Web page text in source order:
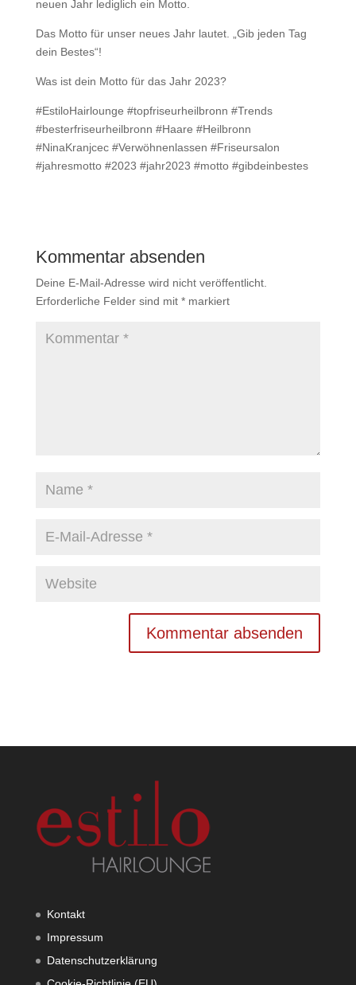
neuen Jahr lediglich ein Motto.
Das Motto für unser neues Jahr lautet. „Gib jeden Tag
dein Bestes“!
Was ist dein Motto für das Jahr 2023?
#EstiloHairlounge #topfriseurheilbronn #Trends
#besterfriseurheilbronn #Haare #Heilbronn
#NinaKranjcec #Verwöhnenlassen #Friseursalon
#jahresmotto #2023 #jahr2023 #motto #gibdeinbestes
Kommentar absenden
Deine E-Mail-Adresse wird nicht veröffentlicht.
Erforderliche Felder sind mit *markiert
Kontakt
Impressum
Datenschutzerklärung